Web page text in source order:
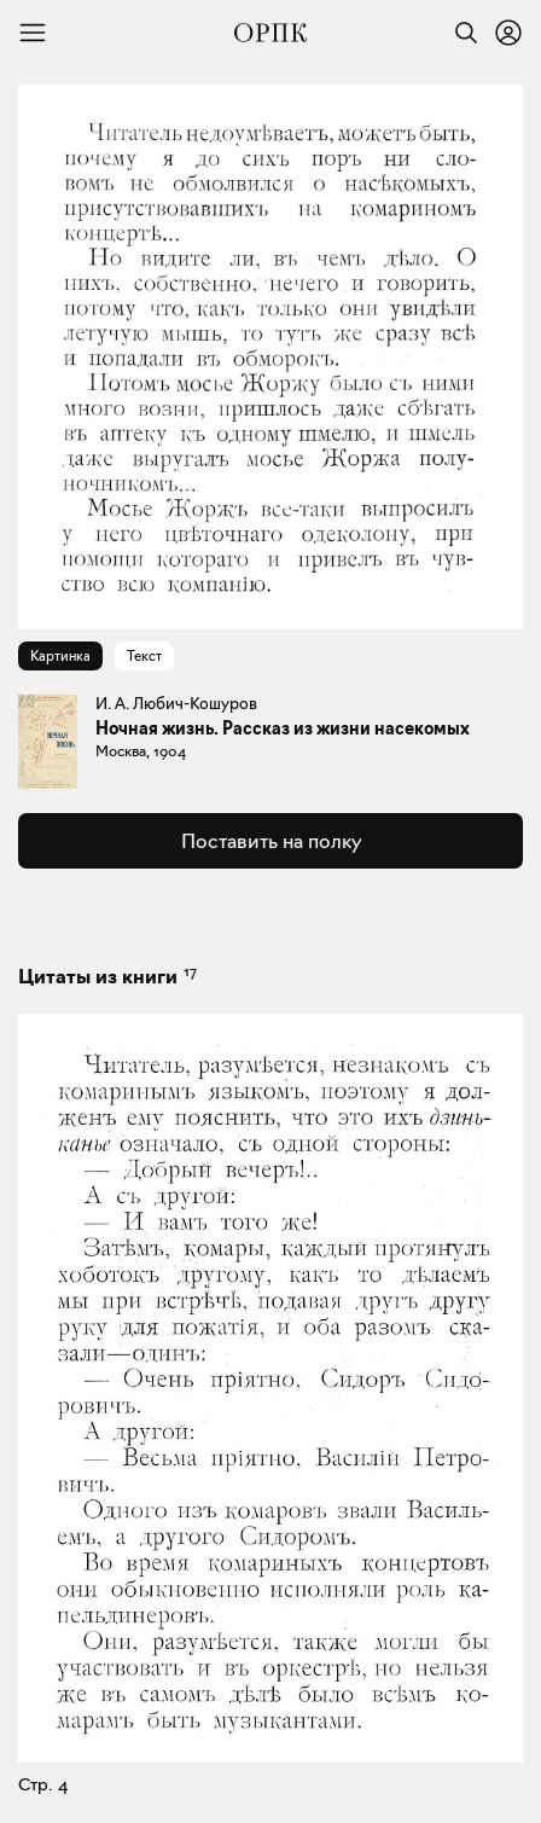
Картинка Текст
И. А. Любич-Кошуров
Ночная жизнь. Рассказ из жизни насекомых
Москва, 1904
Поставить на полку
Цитаты из книги 17
Стр. 4